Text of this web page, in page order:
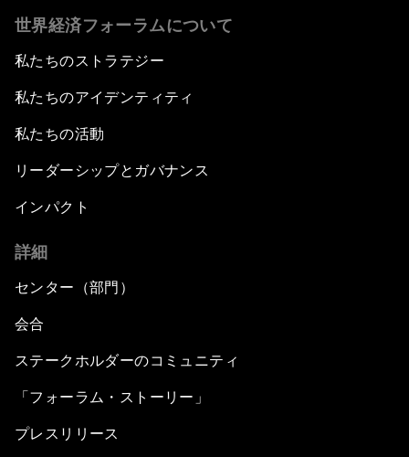
世界経済フォーラムについて
私たちのストラテジー
私たちのアイデンティティ
私たちの活動
リーダーシップとガバナンス
インパクト
詳細
センター（部門）
会合
ステークホルダーのコミュニティ
「フォーラム・ストーリー」
プレスリリース